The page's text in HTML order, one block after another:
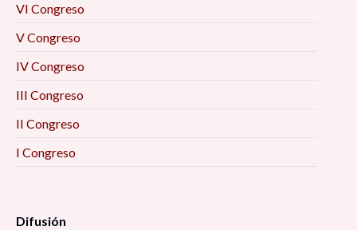
VI Congreso
V Congreso
IV Congreso
III Congreso
II Congreso
I Congreso
Difusión